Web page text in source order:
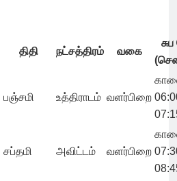
திதி நட்சத்திரம் வகை
பஞ்சமி உத்திராடம் வளர்பிறை
சப்தமி அவிட்டம் வளர்பிறை